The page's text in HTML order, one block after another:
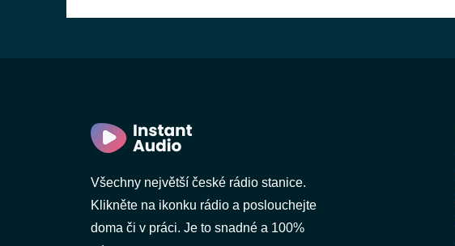
Všechny největší české rádio stanice.
Klikněte na ikonku rádio a poslouchejte
doma či v práci. Je to snadné a 100%